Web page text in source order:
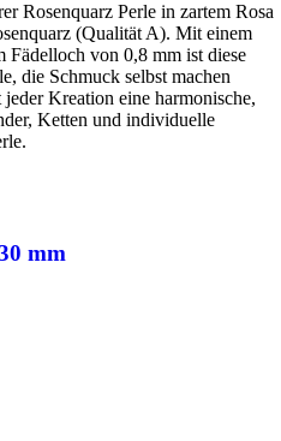
Rosenquarz Perle in zartem Rosa
(Qualität A). Mit einem
Fädelloch von 0,8 mm ist diese
die Schmuck selbst machen
Kreation eine harmonische,
Ketten und individuelle
mm